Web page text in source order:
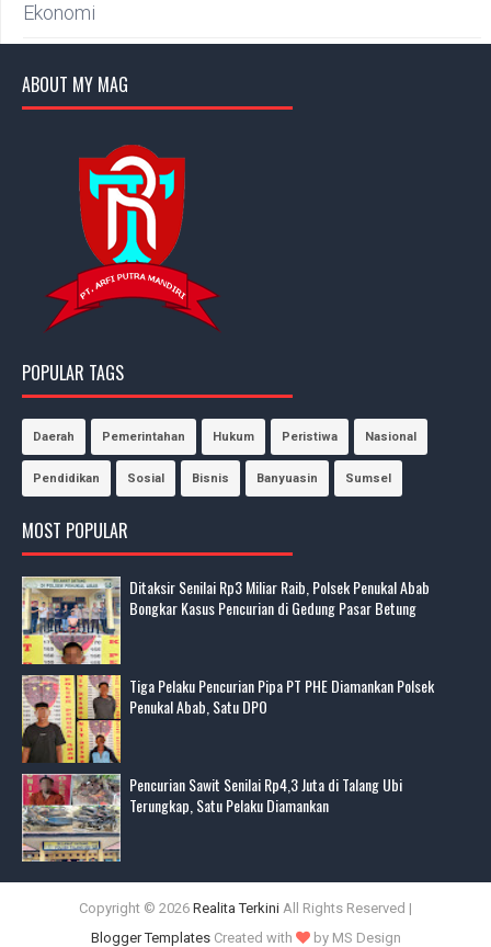
Ekonomi
ABOUT MY MAG
POPULAR TAGS
Daerah Pemerintahan Hukum Peristiwa Nasional
Pendidikan Sosial Bisnis Banyuasin Sumsel
MOST POPULAR
Ditaksir Senilai Rp3 Miliar Raib, Polsek Penukal Abab
Bongkar Kasus Pencurian di Gedung Pasar Betung
Tiga Pelaku Pencurian Pipa PT PHE Diamankan Polsek
Penukal Abab, Satu DPO
Pencurian Sawit Senilai Rp4,3 Juta di Talang Ubi
Terungkap, Satu Pelaku Diamankan
Copyright © 2026 Realita Terkini All Rights Reserved |
Blogger TemplatesCreated with by MS Design